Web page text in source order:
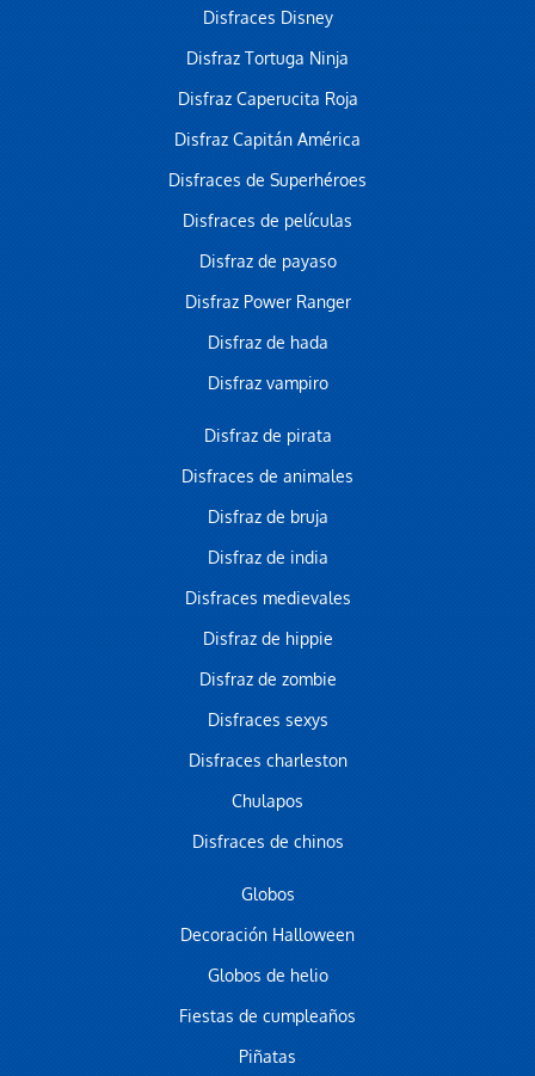
Disfraces Disney
Disfraz Tortuga Ninja
Disfraz Caperucita Roja
Disfraz Capitán América
Disfraces de Superhéroes
Disfraces de películas
Disfraz de payaso
Disfraz Power Ranger
Disfraz de hada
Disfraz vampiro
Disfraz de pirata
Disfraces de animales
Disfraz de bruja
Disfraz de india
Disfraces medievales
Disfraz de hippie
Disfraz de zombie
Disfraces sexys
Disfraces charleston
Chulapos
Disfraces de chinos
Globos
Decoración Halloween
Globos de helio
Fiestas de cumpleaños
Piñatas